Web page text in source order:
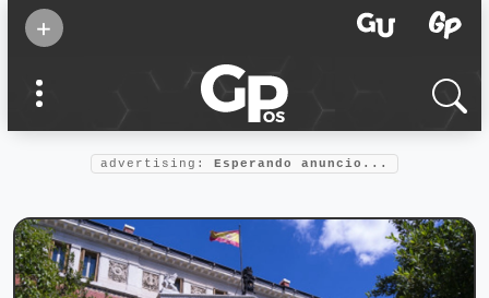
+
confianza
Foro salud
advertising: Esperando anuncio...